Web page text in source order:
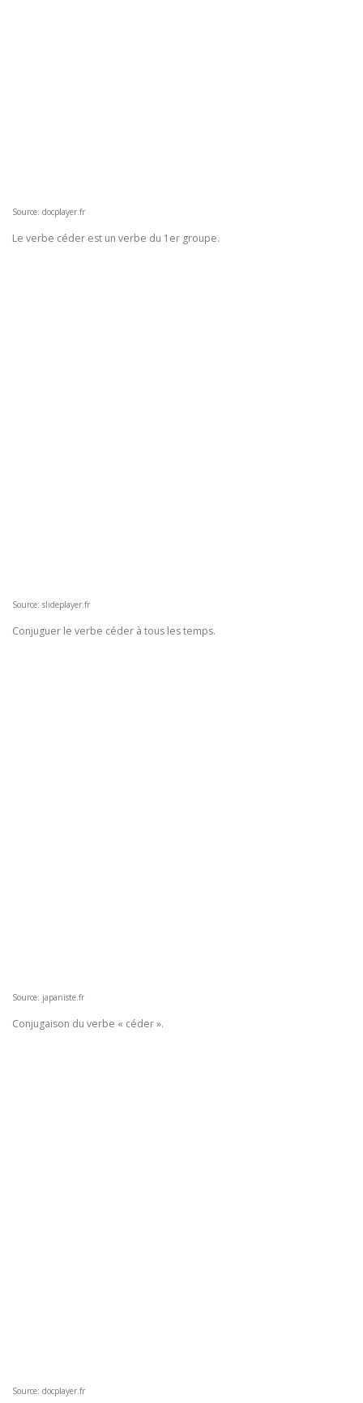
Source: docplayer.fr
Le verbe céder est un verbe du 1er groupe.
Source: slideplayer.fr
Conjuguer le verbe céder à tous les temps.
Source: japaniste.fr
Conjugaison du verbe « céder ».
Source: docplayer.fr